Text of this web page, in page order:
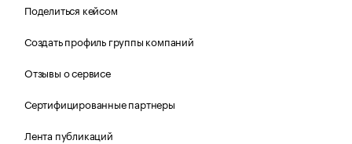
Поделиться кейсом
Создать профиль группы компаний
Отзывы о сервисе
Сертифицированные партнеры
Лента публикаций